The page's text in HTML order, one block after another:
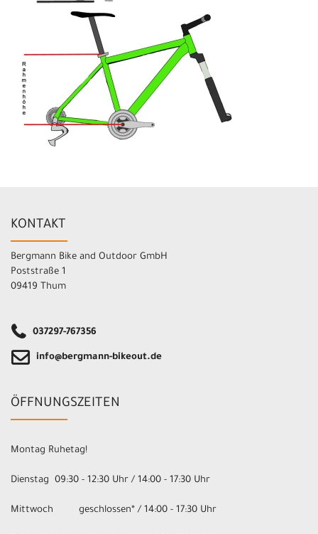
KONTAKT
Bergmann Bike and Outdoor GmbH
Poststraße 1
09419 Thum
037297-767356
info@bergmann-bikeout.de
ÖFFNUNGSZEITEN
Montag Ruhetag!
Dienstag 09:30 - 12:30 Uhr / 14:00 - 17:30 Uhr
Mittwoch geschlossen* / 14:00 - 17:30 Uhr